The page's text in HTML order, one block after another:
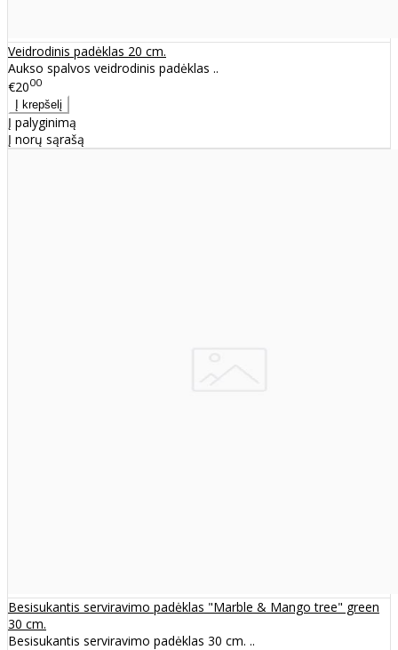
Veidrodinis padėklas 20 cm.
Aukso spalvos veidrodinis padėklas ..
€2000
Į palyginimą
Į norų sąrašą
Besisukantis serviravimo padėklas "Marble & Mango tree" green
30 cm.
Besisukantis serviravimo padėklas 30 cm. ..